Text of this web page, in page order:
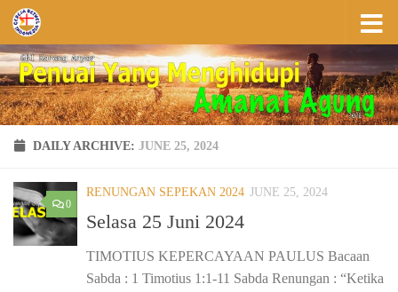
Skip to content
DAILY ARCHIVE: JUNE 25, 2024
0
RENUNGAN SEPEKAN 2024 JUNE 25, 2024
Selasa 25 Juni 2024
TIMOTIUS KEPERCAYAAN PAULUS Bacaan
Sabda : 1 Timotius 1:1-11 Sabda Renungan : “Ketika